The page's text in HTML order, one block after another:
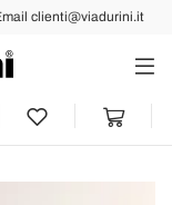
clienti@viadurini.it
Prec Succ
Ante
in Italia -